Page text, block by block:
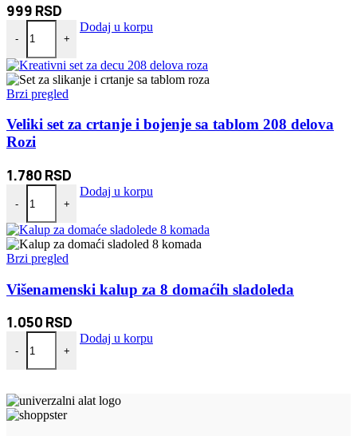
999 RSD
-
Univerzalni punjač za laptop 96W količina
+
Dodaj u korpu
Brzi pregled
Veliki set za crtanje i bojenje sa tablom 208 delova
Rozi
1.780 RSD
-
Veliki set za crtanje i bojenje sa tablom 208 delova Rozi količina
+
Dodaj u korpu
Brzi pregled
Višenamenski kalup za 8 domaćih sladoleda
1.050 RSD
-
Višenamenski kalup za 8 domaćih sladoleda količina
+
Dodaj u korpu